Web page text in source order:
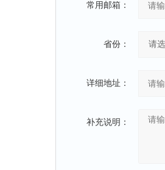
常用邮箱：
省份：
详细地址：
补充说明：